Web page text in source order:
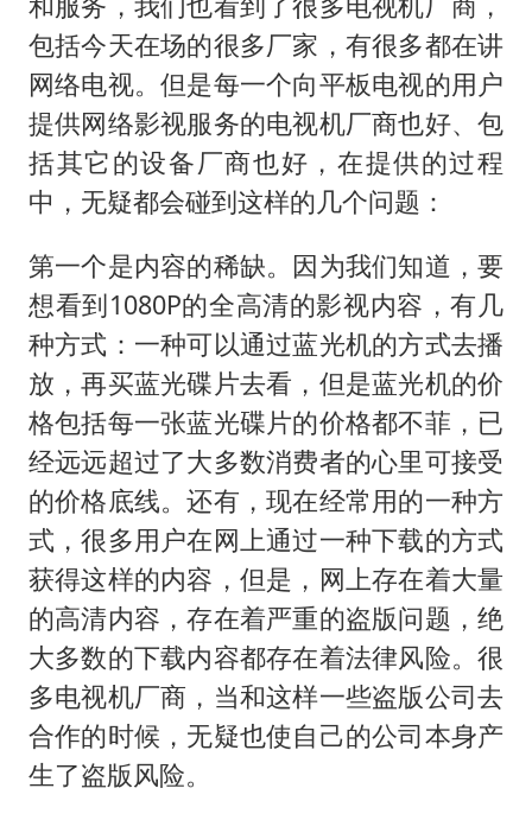
包括今天在场的很多厂家，有很多都在讲
网络电视。但是每一个向平板电视的用户
提供网络影视服务的电视机厂商也好、包
括其它的设备厂商也好，在提供的过程
中，无疑都会碰到这样的几个问题：
第一个是内容的稀缺。因为我们知道，要
想看到1080P的全高清的影视内容，有几
种方式：一种可以通过蓝光机的方式去播
放，再买蓝光碟片去看，但是蓝光机的价
格包括每一张蓝光碟片的价格都不菲，已
经远远超过了大多数消费者的心里可接受
的价格底线。还有，现在经常用的一种方
式，很多用户在网上通过一种下载的方式
获得这样的内容，但是，网上存在着大量
的高清内容，存在着严重的盗版问题，绝
大多数的下载内容都存在着法律风险。很
多电视机厂商，当和这样一些盗版公司去
合作的时候，无疑也使自己的公司本身产
生了盗版风险。